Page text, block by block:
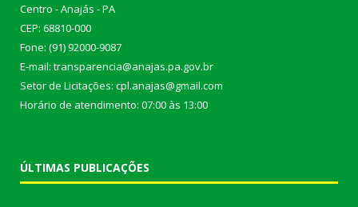
Centro - Anajás - PA
CEP: 68810-000
Fone: (91) 92000-9087
E-mail: transparencia@anajas.pa.gov.br
Setor de Licitações: cpl.anajas@gmail.com
Horário de atendimento: 07:00 às 13:00
ÚLTIMAS PUBLICAÇÕES